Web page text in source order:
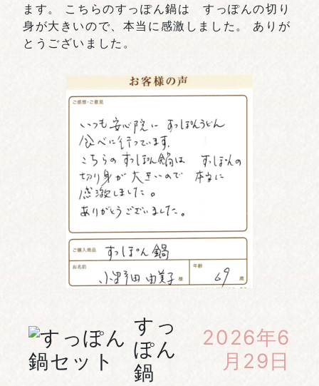
ます。 こちらのすっぽん鍋は すっぽんの切り
身が大きいので、本当に感激しました。 ありが
とうございました。
すっ
ぽん
鍋
2026年6
月29日